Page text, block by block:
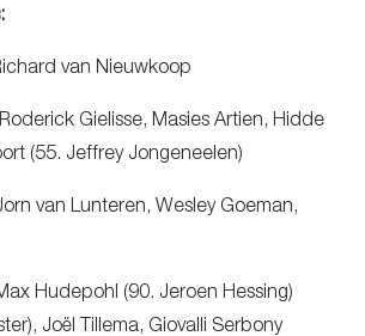
van Nieuwkoop
Gielisse, Masies Artien, Hidde
(55. Jeffrey Jongeneelen)
Lunteren, Wesley Goeman,
(90. Jeroen Hessing)
Joël Tillema, Giovalli Serbony